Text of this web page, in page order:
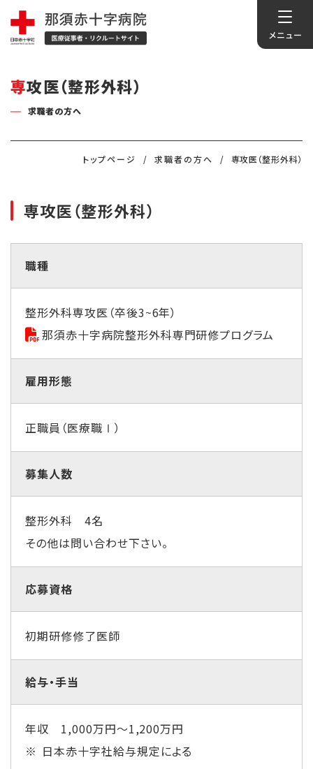
専攻医（整形外科）
求職者の方へ
トップページ 求職者の方へ 専攻医（整形外科）
専攻医（整形外科）
職種
整形外科専攻医（卒後3~6年）
那須赤十字病院整形外科専門研修プログラム
雇用形態
正職員（医療職Ⅰ）
募集人数
整形外科 4名
その他は問い合わせ下さい。
応募資格
初期研修修了医師
給与・手当
年収 1,000万円～1,200万円
日本赤十字社給与規定による